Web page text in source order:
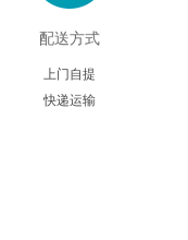
配送方式
上门自提
快递运输